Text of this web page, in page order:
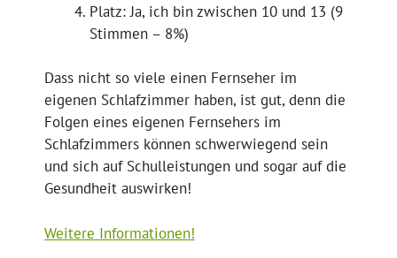
Platz: Ja, ich bin zwischen 10 und 13 (9
Stimmen – 8%)
Dass nicht so viele einen Fernseher im
eigenen Schlafzimmer haben, ist gut, denn die
Folgen eines eigenen Fernsehers im
Schlafzimmers können schwerwiegend sein
und sich auf Schulleistungen und sogar auf die
Gesundheit auswirken!
Weitere Informationen!